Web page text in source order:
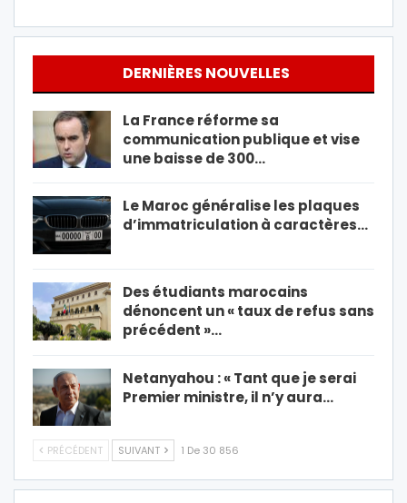
DERNIÈRES NOUVELLES
La France réforme sa
communication publique et vise
une baisse de 300…
Le Maroc généralise les plaques
d’immatriculation à caractères…
Des étudiants marocains
dénoncent un « taux de refus sans
précédent »…
Netanyahou : « Tant que je serai
Premier ministre, il n’y aura…
PRÉCÉDENT SUIVANT 1 De 30 856